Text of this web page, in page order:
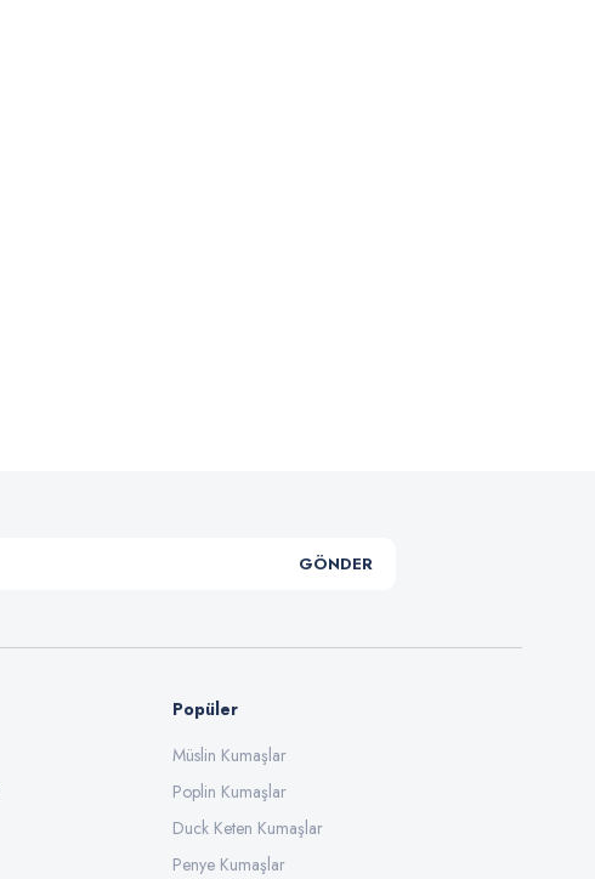
GÖNDER
Popüler
Müslin Kumaşlar
Poplin Kumaşlar
Duck Keten Kumaşlar
Penye Kumaşlar